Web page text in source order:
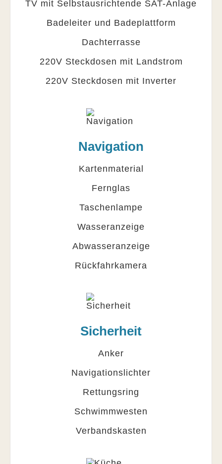
TV mit Selbstausrichtende SAT-Anlage
Badeleiter und Badeplattform
Dachterrasse
220V Steckdosen mit Landstrom
220V Steckdosen mit Inverter
Navigation
Kartenmaterial
Fernglas
Taschenlampe
Wasseranzeige
Abwasseranzeige
Rückfahrkamera
Sicherheit
Anker
Navigationslichter
Rettungsring
Schwimmwesten
Verbandskasten